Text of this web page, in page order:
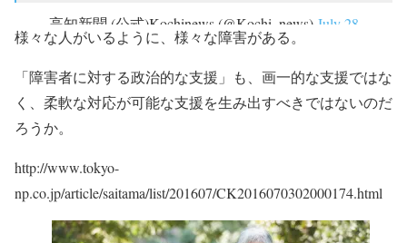
— 高知新聞 (公式)Kochinews (@Kochi_news) July 28,
2016
様々な人がいるように、様々な障害がある。
「障害者に対する政治的な支援」も、 画一的な支援ではな
く、柔軟な対応が可能な支援を生み出すべきではないのだ
ろうか。
http://www.tokyo-
np.co.jp/article/saitama/list/201607/CK2016070302000174.html